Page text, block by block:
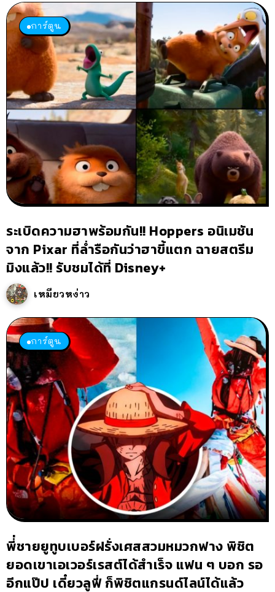
การ์ตูน
ระเบิดความฮาพร้อมกัน!! Hoppers อนิเมชัน
จาก Pixar ที่ล่ำรือกันว่าฮาขี้แตก ฉายสตรีม
มิงแล้ว!! รับชมได้ที่ Disney+
เหมียวหง่าว
การ์ตูน
พี่่ชายยูทูบเบอร์ฝรั่งเศสสวมหมวกฟาง พิชิต
ยอดเขาเอเวอร์เรสต์ได้สำเร็จ แฟน ๆ บอก รอ
อีกแป๊ป เดี๋ยวลูฟี่ ก็พิชิตแกรนด์ไลน์ได้แล้ว